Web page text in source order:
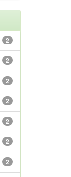
2
2
2
2
2
2
2